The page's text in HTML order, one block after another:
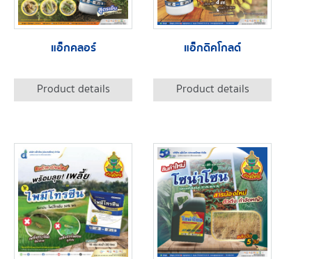
แอ็กคลอร์
Product details
แอ็กดิคโกลด์
Product details